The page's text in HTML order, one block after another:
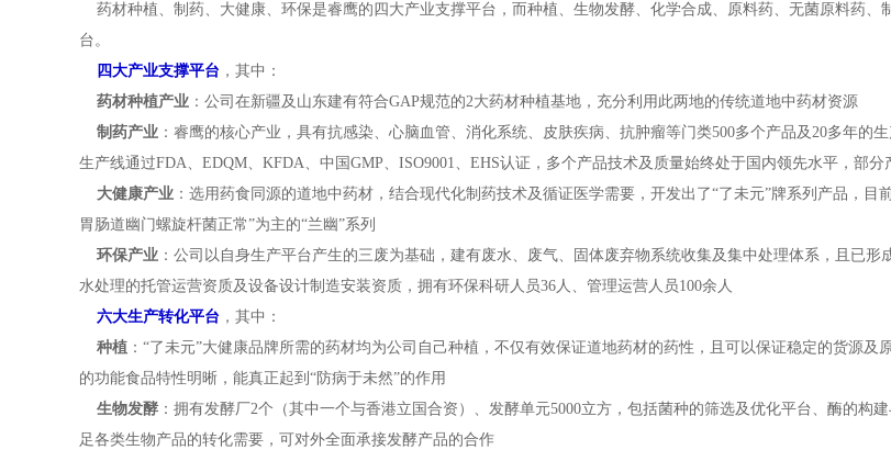
药材种植、制药、大健康、环保是睿鹰的四大产业支撑平台，而种植、生物发酵、化学合成、原料药、无菌原料药
台。
四大产业支撑平台 ，其中：
药材种植产业 ：公司在新疆及山东建有符合GAP规范的2大药材种植基地，充分利用此两地的传统道地中药材资源
制药产业 ：睿鹰的核心产业，具有抗感染、心脑血管、消化系统、皮肤疾病、抗肿瘤等门类500多个产品及20多年
生产线通过FDA、EDQM、KFDA、中国GMP、ISO9001、EHS认证，多个产品技术及质量始终处于国内领先水平，部
大健康产业 ：选用药食同源的道地中药材，结合现代化制药技术及循证医学需要，开发出了“了未元”牌系列产品，
胃肠道幽门螺旋杆菌正常”为主的“兰幽”系列
环保产业 ：公司以自身生产平台产生的三废为基础，建有废水、废气、固体废弃物系统收集及集中处理体系，且已
水处理的托管运营资质及设备设计制造安装资质，拥有环保科研人员36人、管理运营人员100余人
六大生产转化平台 ，其中：
种植 ：“了未元”大健康品牌所需的药材均为公司自己种植，不仅有效保证道地药材的药性，且可以保证稳定的货源
的功能食品特性明晰，能真正起到“防病于未然”的作用
生物发酵 ：拥有发酵厂2个（其中一个与香港立国合资）、发酵单元5000立方，包括菌种的筛选及优化平台、酶的
足各类生物产品的转化需要，可对外全面承接发酵产品的合作